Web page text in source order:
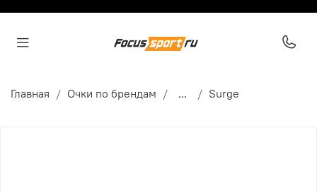
Главная Очки по брендам ... Surge